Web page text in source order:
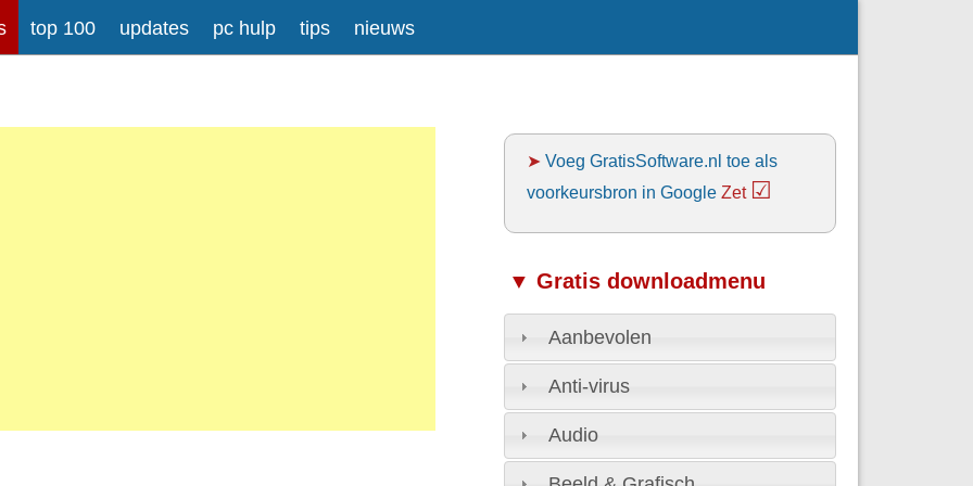
top 100 updates pc hulp tips nieuws
Meer informatie over tekstopmaak
worden automatisch naar links omgezet.
➤Voeg GratisSoftware.nl toe als
voorkeursbron in Google Zet ☑
▼ Gratis downloadmenu
Aanbevolen
Anti-virus
Audio